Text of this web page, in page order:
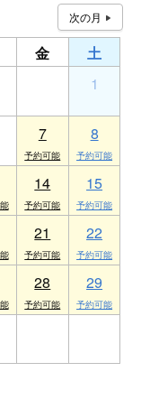
金
土
1
7 8
14 15
21 22
28 29